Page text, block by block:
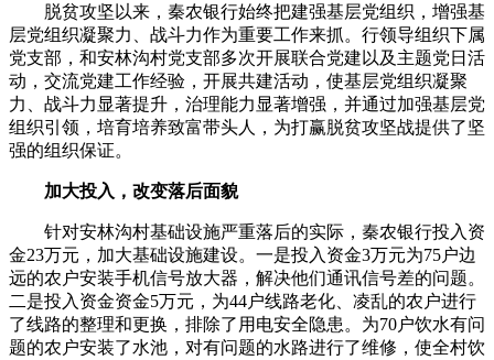
脱贫攻坚以来，秦农银行始终把建强基层党组织，增强基
层党组织凝聚力、战斗力作为重要工作来抓。行领导组织下属
党支部，和安林沟村党支部多次开展联合党建以及主题党日活
动，交流党建工作经验，开展共建活动，使基层党组织凝聚
力、战斗力显著提升，治理能力显著增强，并通过加强基层党
组织引领，培育培养致富带头人，为打赢脱贫攻坚战提供了坚
强的组织保证。
加大投入，改变落后面貌
针对安林沟村基础设施严重落后的实际，秦农银行投入资
金23万元，加大基础设施建设。一是投入资金3万元为75户边
远的农户安装手机信号放大器，解决他们通讯信号差的问题。
二是投入资金资金5万元，为44户线路老化、凌乱的农户进行
了线路的整理和更换，排除了用电安全隐患。为70户饮水有问
题的农户安装了水池，对有问题的水路进行了维修，使全村饮